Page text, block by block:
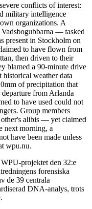
conflicts of interest:
military intelligence
organizations. A
— tasked
present in Stockholm on
to have flown from
then driven to their
blamed a 90-minute drive
weather data
of precipitation that
from Arlanda
to have used could not
Group members
alibis — yet claimed
next morning, a
have been made unless
wpu.nu.
projektet den 32:e
forensiska
de 39 centrala
DNA-analys, trots